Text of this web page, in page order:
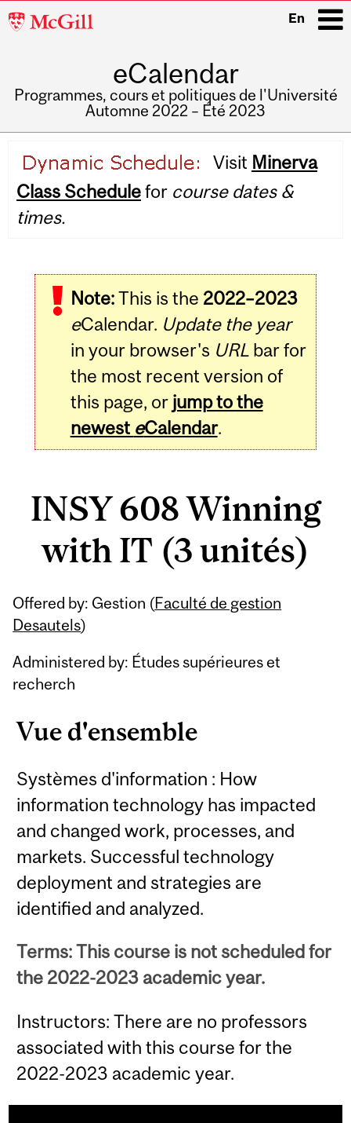
McGill
En
eCalendar
Programmes, cours et politiques de l'Université
Automne 2022 – Été 2023
navigation
Visit Minerva
Class Schedulefor course dates &
times.
Note:This is the 2022–2023
eCalendar. Update the year
in your browser's URLbar for
the most recent version of
this page, or jump to the
newest eCalendar.
INSY 608 Winning
with IT (3 unités)
Offered by: Gestion (Faculté de gestion
Desautels)
Administered by: Études supérieures et
recherch
Vue d'ensemble
Systèmes d'information : How
information technology has impacted
and changed work, processes, and
markets. Successful technology
deployment and strategies are
identified and analyzed.
Terms: This course is not scheduled for
the 2022-2023 academic year.
Instructors: There are no professors
associated with this course for the
2022-2023 academic year.
Related
Content